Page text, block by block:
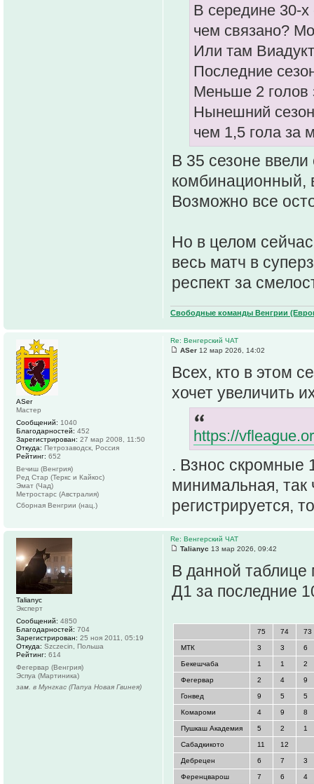
В середине 30-
чем связано?
Или там
Последние
Меньше 2 голов
Нынешний
чем 1,5 гола за
В 35 сезоне
комбинационный,
Возможно все
Но в целом
весь матч в
респект за
Свободные команды Венгрии
Re: Венгерский ЧАТ
ASer 12 мар 2026, 14:02
Всех, кто в этом
хочет увеличить
https://
. Взнос скромные
минимальная, так
регистрируется,
ASer
Мастер
Сообщений: 1040
Благодарностей: 452
Зарегистрирован: 27 мар 2008, 11:50
Откуда: Петрозаводск, Россия
Рейтинг: 652
Вечиш (Венгрия)
Ред Стар (Теркс и Кайкос)
Эмат (Чад)
Метростарс (Австралия)
Сборная Венгрии (нац.)
Re: Венгерский ЧАТ
Talianyc 13 мар 2026, 09:42
В данной
Д1 за последние
75 74 73
МТК 3 3 6
Бекешчаба 1 1 2
Фегервар 2 4 9
Гонвед 9 5 5
Комароми 4 9 8
Пушкаш Академия 5 2 1
Сабадкикото 11 12
Дебрецен 6 7 3
Ференцварош 7 6 4
Talianyc
Эксперт
Сообщений: 4850
Благодарностей: 704
Зарегистрирован: 25 ноя 2011, 05:19
Откуда: Szczecin, Польша
Рейтинг: 614
Фегервар (Венгрия)
Эспуа (Мартиника)
зам. в Мунгкас (Папуа Новая Гвинея)